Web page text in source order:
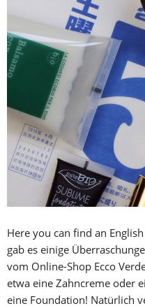
Here you can find an
gab es einige
vom Online-Shop Ecco
etwa eine Zahncreme oder
eine Foundation! Natürlich